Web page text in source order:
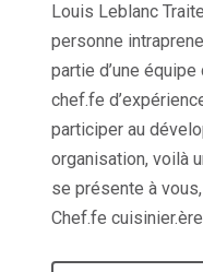
Louis Leblanc
personne
partie d’une
chef.fe
participer au
organisation, voilà
se présente à
Chef.fe cuisinier.ère